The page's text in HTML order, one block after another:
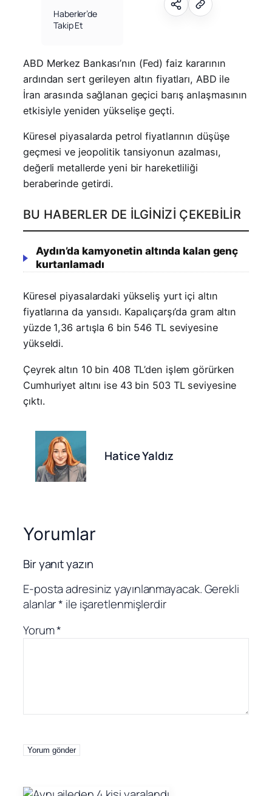
Haberler’de
Takip Et
ABD Merkez Bankası’nın (Fed) faiz kararının
ardından sert gerileyen altın fiyatları, ABD ile
İran arasında sağlanan geçici barış anlaşmasının
etkisiyle yeniden yükselişe geçti.
Küresel piyasalarda petrol fiyatlarının düşüşe
geçmesi ve jeopolitik tansiyonun azalması,
değerli metallerde yeni bir hareketliliği
beraberinde getirdi.
BU HABERLER DE İLGINIZI ÇEKEBILIR
Aydın’da kamyonetin altında kalan genç
kurtarılamadı
Küresel piyasalardaki yükseliş yurt içi altın
fiyatlarına da yansıdı. Kapalıçarşı’da gram altın
yüzde 1,36 artışla 6 bin 546 TL seviyesine
yükseldi.
Çeyrek altın 10 bin 408 TL’den işlem görürken
Cumhuriyet altını ise 43 bin 503 TL seviyesine
çıktı.
Hatice Yaldız
Yorumlar
Bir yanıt yazın
E-posta adresiniz yayınlanmayacak.Gerekli
alanlar* ile işaretlenmişlerdir
Yorum*